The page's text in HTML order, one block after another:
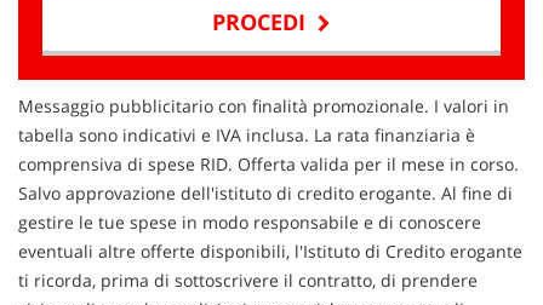
PROCEDI
Contattaci
Messaggio pubblicitario con finalità promozionale. I valori in
tabella sono indicativi e IVA inclusa. La rata finanziaria è
comprensiva di spese RID. Offerta valida per il mese in corso.
Salvo approvazione dell'istituto di credito erogante. Al fine di
gestire le tue spese in modo responsabile e di conoscere
eventuali altre offerte disponibili, l'Istituto di Credito erogante
ti ricorda, prima di sottoscrivere il contratto, di prendere